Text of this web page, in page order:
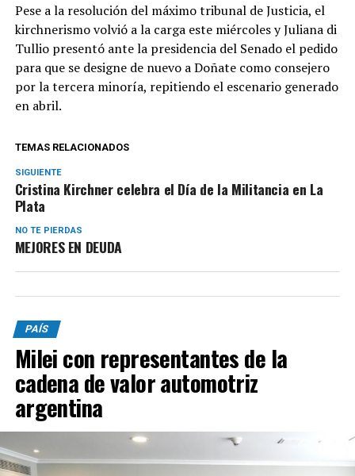
Pese a la resolución del máximo tribunal de Justicia, el
kirchnerismo volvió a la carga este miércoles y Juliana di
Tullio presentó ante la presidencia del Senado el pedido
para que se designe de nuevo a Doñate como consejero
por la tercera minoría, repitiendo el escenario generado
en abril.
TEMAS RELACIONADOS
SIGUIENTE
Cristina Kirchner celebra el Día de la Militancia en La
Plata
NO TE PIERDAS
MEJORES EN DEUDA
PAÍS
Milei con representantes de la
cadena de valor automotriz
argentina